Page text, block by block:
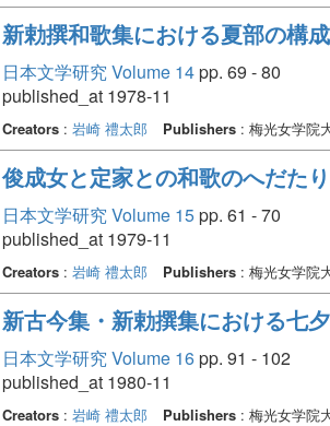
新勅撰和歌集における夏部の構
日本文学研究 Volume 14pp. 69 - 80
published_at 1978-11
Creators: 岩崎 禮太郎 Publishers: 梅光女学院
俊成女と定家との和歌のへだた
日本文学研究 Volume 15pp. 61 - 70
published_at 1979-11
Creators: 岩崎 禮太郎 Publishers: 梅光女学院
新古今集・新勅撰集における七
日本文学研究 Volume 16pp. 91 - 102
published_at 1980-11
Creators: 岩崎 禮太郎 Publishers: 梅光女学院